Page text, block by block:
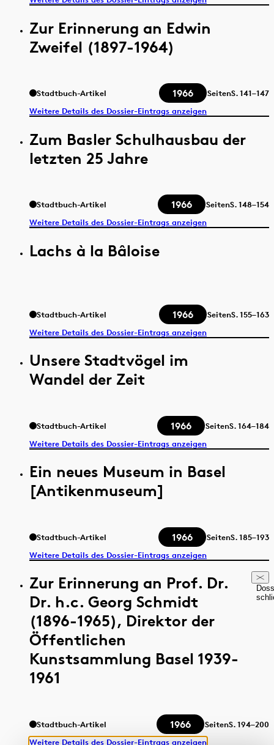
Zur Erinnerung an Edwin
Zweifel (1897-1964)
Stadtbuch-Artikel 1966 SeitenS.141–147
Weitere Details des Dossier-Eintrags anzeigen
Zum Basler Schulhausbau der
letzten 25 Jahre
Stadtbuch-Artikel 1966 SeitenS.148–154
Weitere Details des Dossier-Eintrags anzeigen
Lachs à la Bâloise
Stadtbuch-Artikel 1966 SeitenS.155–163
Weitere Details des Dossier-Eintrags anzeigen
Unsere Stadtvögel im
Wandel der Zeit
Stadtbuch-Artikel 1966 SeitenS.164–184
Weitere Details des Dossier-Eintrags anzeigen
Ein neues Museum in Basel
[Antikenmuseum]
Stadtbuch-Artikel 1966 SeitenS.185–193
Weitere Details des Dossier-Eintrags anzeigen
Zur Erinnerung an Prof. Dr.
Dr. h.c. Georg Schmidt
(1896-1965), Direktor der
Öffentlichen
Kunstsammlung Basel 1939-
1961
Stadtbuch-Artikel 1966 SeitenS.194–200
Weitere Details des Dossier-Eintrags anzeigen